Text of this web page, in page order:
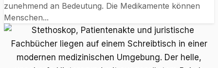
zunehmend an Bedeutung. Die Medikamente können
Menschen...